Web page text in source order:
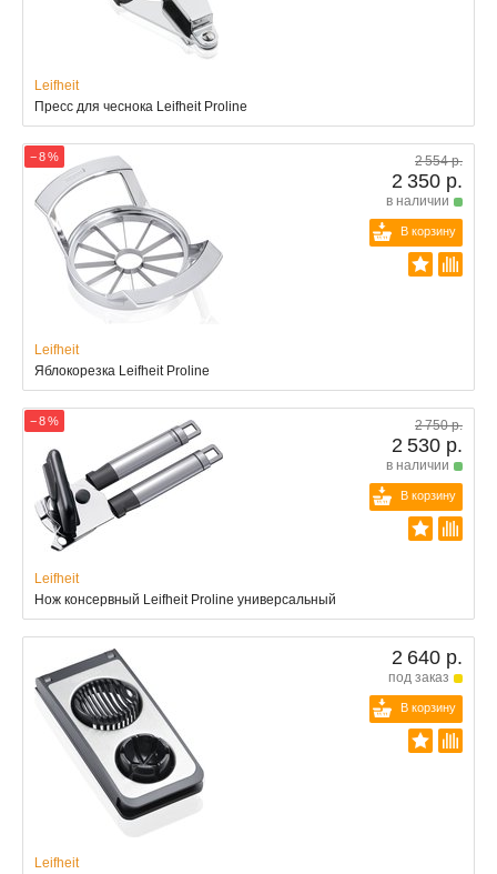
Leifheit
Пресс для чеснока Leifheit Proline
− 8 % 2 554 р.
2 350 р.
в наличии
В корзину
Leifheit
Яблокорезка Leifheit Proline
− 8 % 2 750 р.
2 530 р.
в наличии
В корзину
Leifheit
Нож консервный Leifheit Proline универсальный
2 640 р.
под заказ
В корзину
Leifheit